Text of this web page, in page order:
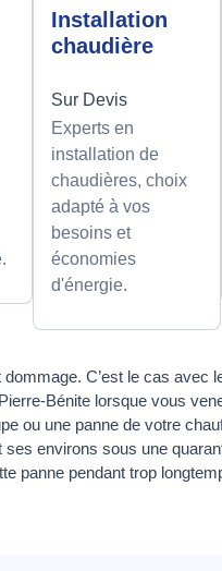
Installation
chaudière
Sur Devis
Experts en
installation de
chaudières, choix
adapté à vos
besoins et
économies
d'énergie.
C’est le cas avec
Bénite lorsque vous
ou une panne de votre
environs sous une
panne pendant trop